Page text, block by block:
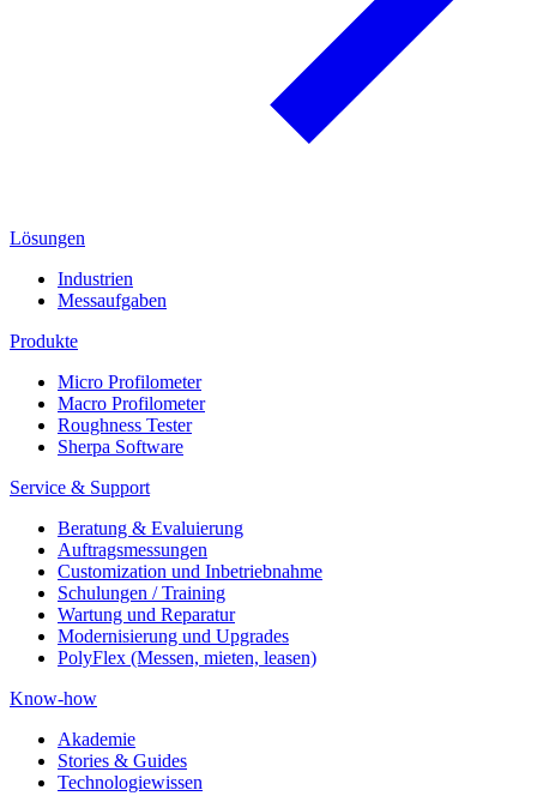
Lösungen
Industrien
Messaufgaben
Produkte
Micro Profilometer
Macro Profilometer
Roughness Tester
Sherpa Software
Service & Support
Beratung & Evaluierung
Auftragsmessungen
Customization und Inbetriebnahme
Schulungen / Training
Wartung und Reparatur
Modernisierung und Upgrades
PolyFlex (Messen, mieten, leasen)
Know-how
Akademie
Stories & Guides
Technologiewissen